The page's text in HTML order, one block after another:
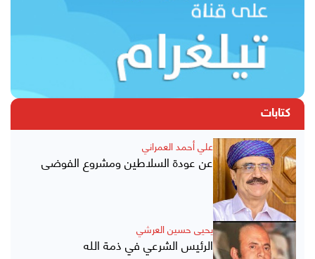
كتابات
علي أحمد العمراني
عن عودة السلاطين ومشروع الفوضى
يحيى حسين العرشي
الرئيس الشرعي في ذمة الله